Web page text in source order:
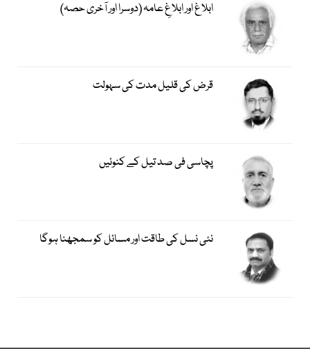
ابلاغ اور ابلاغِ عامہ (دوسرا اور آخری حصہ)
قرض کی قلیل مدت کی سہولت
پچاسی فی صد تیل کے کنوئیں
نئی نسل کی طاقت اور مسائل کو سمجھنا ہوگا